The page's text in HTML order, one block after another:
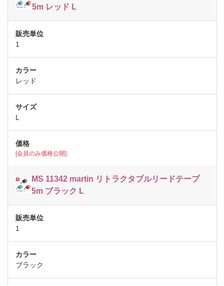
5m レッド L
1
レッド
L
[会員のみ価格公開]
MS 11342 martin リトラクタブルリードテープ
5m ブラック L
1
ブラック